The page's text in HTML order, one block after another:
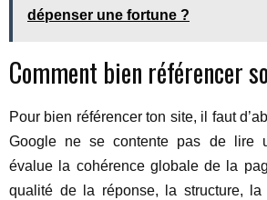
dépenser une fortune ?
Comment bien référencer
Pour bien référencer ton site, il faut
Google ne se contente pas de lire
évalue la cohérence globale de la
qualité de la réponse, la structure,